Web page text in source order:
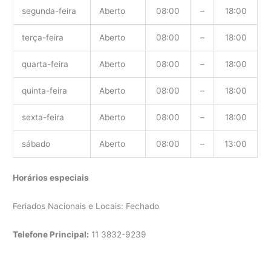
segunda-feira Aberto 08:00 – 18:00
terça-feira Aberto 08:00 – 18:00
quarta-feira Aberto 08:00 – 18:00
quinta-feira Aberto 08:00 – 18:00
sexta-feira Aberto 08:00 – 18:00
sábado Aberto 08:00 – 13:00
Horários especiais
Feriados Nacionais e Locais: Fechado
Telefone Principal: 11 3832-9239